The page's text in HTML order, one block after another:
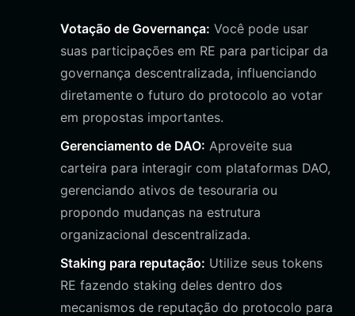
Votação de Governança: Você pode usar
suas participações em RE para participar da
governança descentralizada, influenciando
diretamente o futuro do protocolo ao votar
em propostas importantes.
Gerenciamento de DAO: Aproveite sua
carteira para interagir com plataformas DAO,
gerenciando ativos de tesouraria ou
propondo mudanças na estrutura
organizacional descentralizada.
Staking para reputação: Utilize seus tokens
RE fazendo staking deles dentro dos
mecanismos de reputação do protocolo para